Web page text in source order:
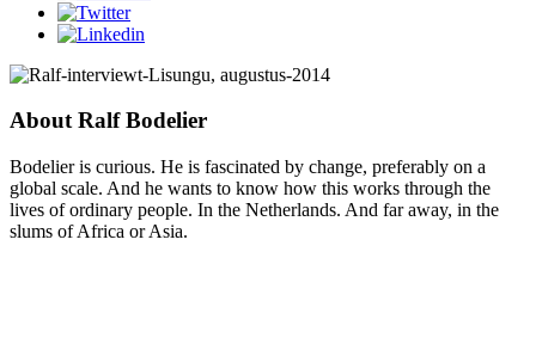
About Ralf Bodelier
Bodelier is curious. He is fascinated by change, preferably on a
global scale. And he wants to know how this works through the
lives of ordinary people. In the Netherlands. And far away, in the
slums of Africa or Asia.